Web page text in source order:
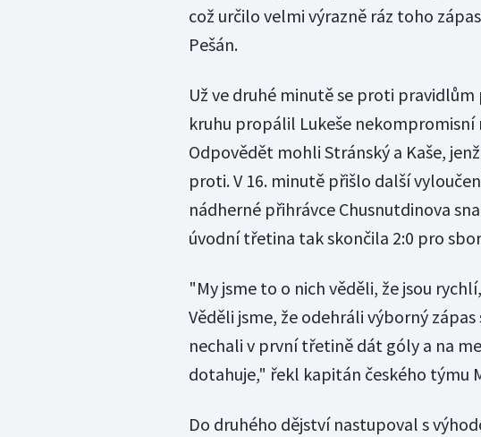
což určilo velmi výrazně ráz toho
Pešán.
Už ve druhé minutě se proti
kruhu propálil Lukeše nekompromisní
Odpovědět mohli Stránský a Kaše,
proti. V 16. minutě přišlo další
nádherné přihrávce Chusnutdinova
úvodní třetina tak skončila 2:0 pro
"My jsme to o nich věděli, že jsou
Věděli jsme, že odehráli výborný zápas
nechali v první třetině dát góly a na
dotahuje," řekl kapitán českého týmu
Do druhého dějství nastupoval s